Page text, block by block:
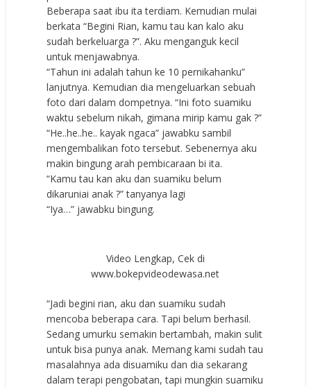
Beberapa saat ibu ita terdiam. Kemudian mulai
berkata “Begini Rian, kamu tau kan kalo aku
sudah berkeluarga ?”. Aku menganguk kecil
untuk menjawabnya.
“Tahun ini adalah tahun ke 10 pernikahanku”
lanjutnya. Kemudian dia mengeluarkan sebuah
foto dari dalam dompetnya. “Ini foto suamiku
waktu sebelum nikah, gimana mirip kamu gak ?”
“He..he..he.. kayak ngaca” jawabku sambil
mengembalikan foto tersebut. Sebenernya aku
makin bingung arah pembicaraan bi ita.
“Kamu tau kan aku dan suamiku belum
dikaruniai anak ?” tanyanya lagi
“Iya…” jawabku bingung.
Video Lengkap, Cek di
www.bokepvideodewasa.net
“Jadi begini rian, aku dan suamiku sudah
mencoba beberapa cara. Tapi belum berhasil.
Sedang umurku semakin bertambah, makin sulit
untuk bisa punya anak. Memang kami sudah tau
masalahnya ada disuamiku dan dia sekarang
dalam terapi pengobatan, tapi mungkin suamiku